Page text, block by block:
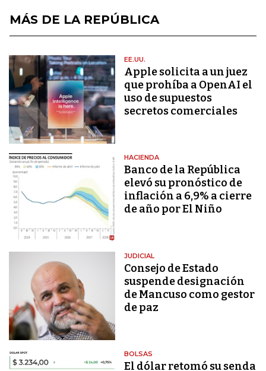
MÁS DE LA REPÚBLICA
EE.UU.
Apple solicita a un juez
que prohíba a OpenAI el
uso de supuestos
secretos comerciales
HACIENDA
Banco de la República
elevó su pronóstico de
inflación a 6,9% a cierre
de año por El Niño
JUDICIAL
Consejo de Estado
suspende designación
de Mancuso como gestor
de paz
BOLSAS
El dólar retomó su senda